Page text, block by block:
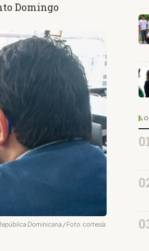
Domingo
Dominicana / Foto: cortesía